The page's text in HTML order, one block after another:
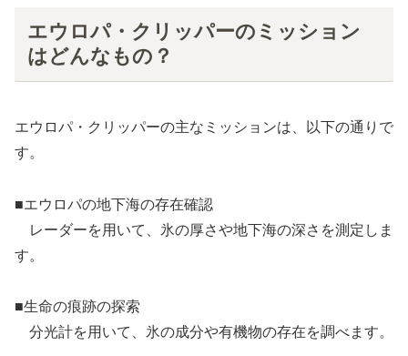
エウロパ・クリッパーのミッション
はどんなもの？
エウロパ・クリッパーの主なミッションは、以下の通りで
す。
■エウロパの地下海の存在確認
レーダーを用いて、氷の厚さや地下海の深さを測定しま
す。
■生命の痕跡の探索
分光計を用いて、氷の成分や有機物の存在を調べます。